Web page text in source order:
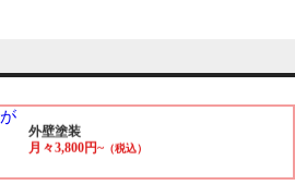
外壁塗装
月々3,800円~（税込）